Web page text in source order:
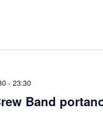
Band
-23:30